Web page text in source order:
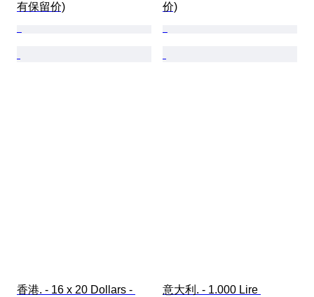
有保留价)
价)
香港. - 16 x 20 Dollars -
意大利. - 1.000 Lire